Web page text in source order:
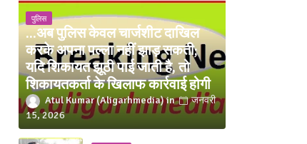
पुलिस
...अब पुलिस केवल चार्जशीट दाखिल
करके अपना पल्ला नहीं झाड़ सकती;
यदि शिकायत झूठी पाई जाती है, तो
शिकायतकर्ता के खिलाफ कार्रवाई होगी
Atul Kumar (Aligarhmedia)
जनवरी
15, 2026